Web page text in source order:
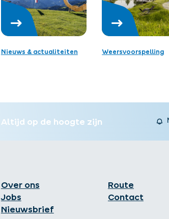
Nieuws & actualiteiten Weersvoorspelling
Altijd op de hoogte zijn
Over ons
Jobs
Nieuwsbrief
Route
Contact